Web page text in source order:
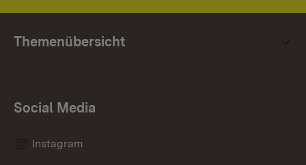
Themenübersicht
Social Media
Instagram